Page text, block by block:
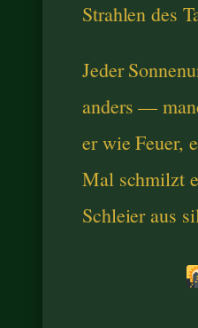
Strahlen des
Jeder
anders —
er wie Feuer,
Mal schmilzt
Schleier aus